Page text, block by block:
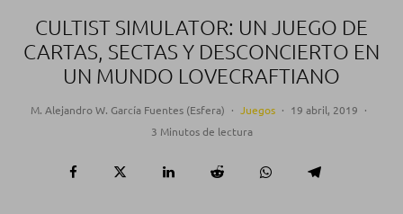
CULTIST SIMULATOR: UN JUEGO DE
CARTAS, SECTAS Y DESCONCIERTO EN
UN MUNDO LOVECRAFTIANO
M. Alejandro W. García Fuentes (Esfera) · Juegos · 19 abril, 2019 ·
3 Minutos de lectura